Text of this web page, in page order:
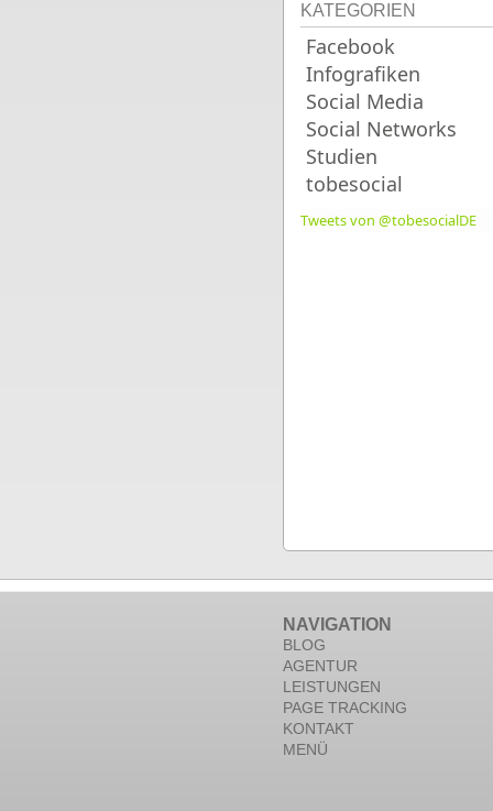
KATEGORIEN
Facebook
Infografiken
Social Media
Social Networks
Studien
tobesocial
Tweets von @tobesocialDE
NAVIGATION
BLOG
AGENTUR
LEISTUNGEN
PAGE TRACKING
KONTAKT
MENÜ